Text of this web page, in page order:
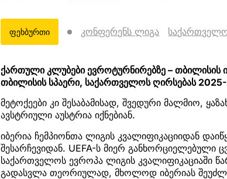
ფეხბურთი კონფერენს ლიგა
ქართული კლუბები ევროტურნირებზე –
თბილისის სპაერი, საქართველოს ღირსებას 2025-
მეტოქეები კი შესაბამისად, შვედური მალმიო,
ავსტრიული აუსტრია იქნებიან.
იბერია ჩემპიონთა ლიგის კვალიფიკაციიდან
შესარჩევიდან. UEFA-ს მიერ განხორციელებული
საქართველოს ევროპა ლიგის კვალიფიკაციაში
გადასვლა თეორიულად, მხოლოდ იბერიას